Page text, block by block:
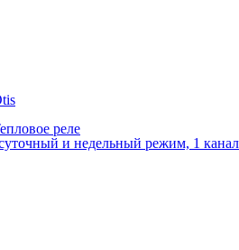
реле
и недельный режим, 1 канал